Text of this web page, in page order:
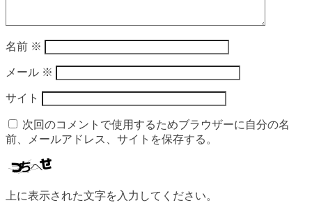
名前 ※
メール ※
サイト
次回のコメントで使用するためブラウザーに自分の名
前、メールアドレス、サイトを保存する。
上に表示された文字を入力してください。